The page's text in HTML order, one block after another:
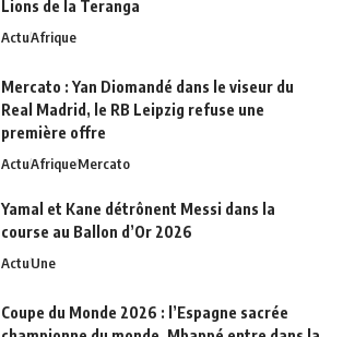
Lions de la Teranga
ActuAfrique
Mercato : Yan Diomandé dans le viseur du
Real Madrid, le RB Leipzig refuse une
première offre
ActuAfriqueMercato
Yamal et Kane détrônent Messi dans la
course au Ballon d’Or 2026
ActuUne
Coupe du Monde 2026 : l’Espagne sacrée